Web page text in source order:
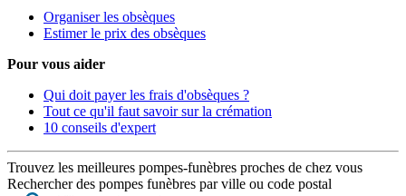
Organiser les obsèques
Estimer le prix des obsèques
Pour vous aider
Qui doit payer les frais d'obsèques ?
Tout ce qu'il faut savoir sur la crémation
10 conseils d'expert
Trouvez les meilleures pompes-funèbres proches de chez vous
Rechercher des pompes funèbres par ville ou code postal